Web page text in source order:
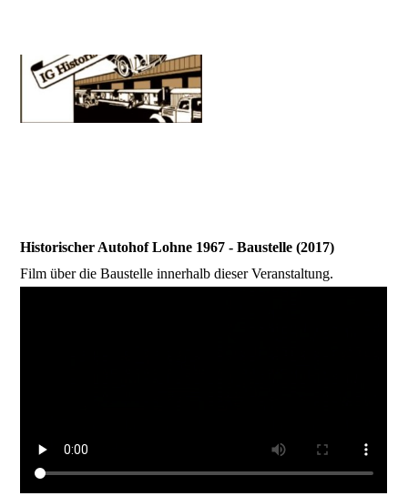
Historischer Autohof Lohne 1967 - Baustelle (2017)
Film über die Baustelle innerhalb dieser Veranstaltung.